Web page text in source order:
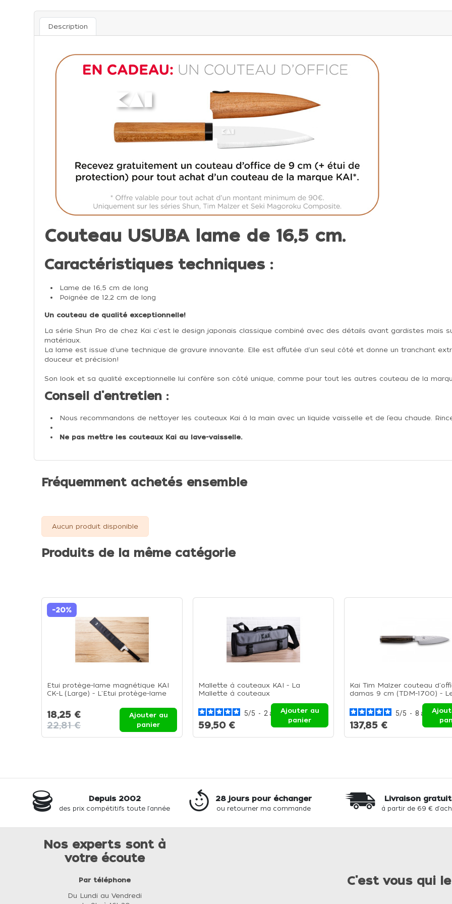
Description
Couteau USUBA lame de 16,5 cm.
Caractéristiques techniques :
Lame de 16,5 cm de long
Poignée de 12,2 cm de long
Un couteau de qualité exceptionnelle!
La série Shun Pro de chez Kai c'est le design japonais classique combiné avec des détails avant gardistes
matériaux.
La lame est issue d'une technique de gravure innovante. Elle est affutée d'un seul côté et donne un tranchant
douceur et précision!
Son look et sa qualité exceptionnelle lui confère son côté unique, comme pour tout les autres couteau de la
Conseil d'entretien :
Nous recommandons de nettoyer les couteaux Kai à la main avec un liquide vaisselle et de l’eau chaude.
Ne pas mettre les couteaux Kai au lave-vaisselle.
Fréquemment achetés ensemble
Aucun produit disponible
Produits de la même catégorie
-20%
Etui protège-lame magnétique KAI
CK-L (Large) - L'Etui protège-lame
18,25 €
22,81 €
Ajouter au
panier
Mallette à couteaux KAI - La
Mallette à couteaux
5/5 - 2avis
59,50 €
Ajouter au
panier
Kai Tim Malzer couteau
damas 9 cm (TDM-1700) -
5/5 - 8 avis
137,85 €
Depuis 2002
des prix compétitifs toute l'année
28 jours pour échanger
ou retourner ma commande
Livraison
à partir de 69 €
Nos experts sont à
votre écoute
Par téléphone
Du Lundi au Vendredi
C'est vous qui